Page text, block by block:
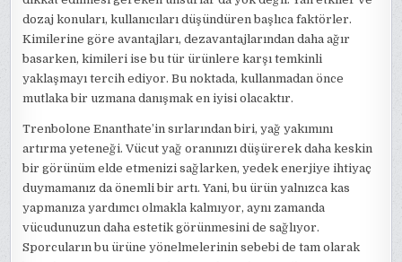
dozaj konuları, kullanıcıları düşündüren başlıca faktörler.
Kimilerine göre avantajları, dezavantajlarından daha ağır
basarken, kimileri ise bu tür ürünlere karşı temkinli
yaklaşmayı tercih ediyor. Bu noktada, kullanmadan önce
mutlaka bir uzmana danışmak en iyisi olacaktır.
Trenbolone Enanthate’in sırlarından biri, yağ yakımını
artırma yeteneği. Vücut yağ oranınızı düşürerek daha keskin
bir görünüm elde etmenizi sağlarken, yedek enerjiye ihtiyaç
duymamanız da önemli bir artı. Yani, bu ürün yalnızca kas
yapmanıza yardımcı olmakla kalmıyor, aynı zamanda
vücudunuzun daha estetik görünmesini de sağlıyor.
Sporcuların bu ürüne yönelmelerinin sebebi de tam olarak